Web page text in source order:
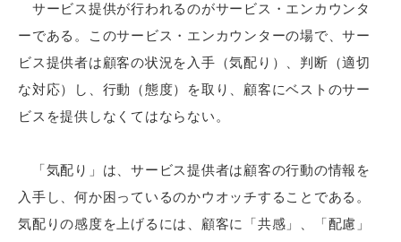
サービス提供が行われるのがサービス・エンカウンタ
ーである。このサービス・エンカウンターの場で、サー
ビス提供者は顧客の状況を入手（気配り）、判断（適切
な対応）し、行動（態度）を取り、顧客にベストのサー
ビスを提供しなくてはならない。
「気配り」は、サービス提供者は顧客の行動の情報を
入手し、何か困っているのかウオッチすることである。
気配りの感度を上げるには、顧客に「共感」、「配慮」